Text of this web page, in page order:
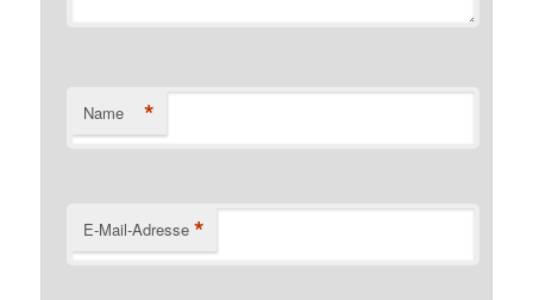
Name *
E-Mail-Adresse *